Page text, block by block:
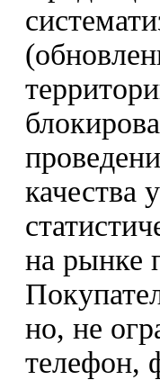
качества
на рынке
но, не
телефон,